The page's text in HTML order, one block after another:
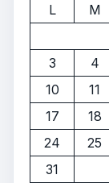
L
M
3
4
10
11
17
18
24
25
31